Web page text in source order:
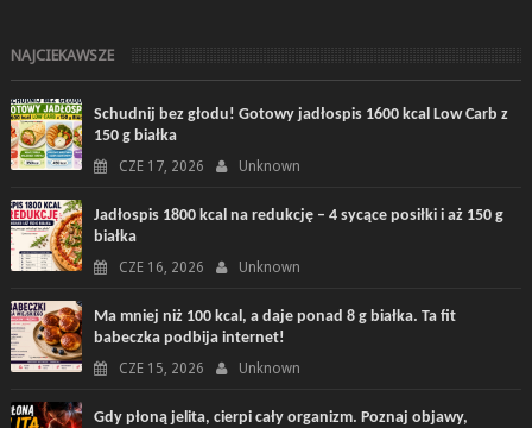
NAJCIEKAWSZE
Schudnij bez głodu! Gotowy jadłospis 1600 kcal Low Carb z
150 g białka
CZE 17, 2026 Unknown
Jadłospis 1800 kcal na redukcję – 4 sycące posiłki i aż 150 g
białka
CZE 16, 2026 Unknown
Ma mniej niż 100 kcal, a daje ponad 8 g białka. Ta fit
babeczka podbija internet!
CZE 15, 2026 Unknown
Gdy płoną jelita, cierpi cały organizm. Poznaj objawy,